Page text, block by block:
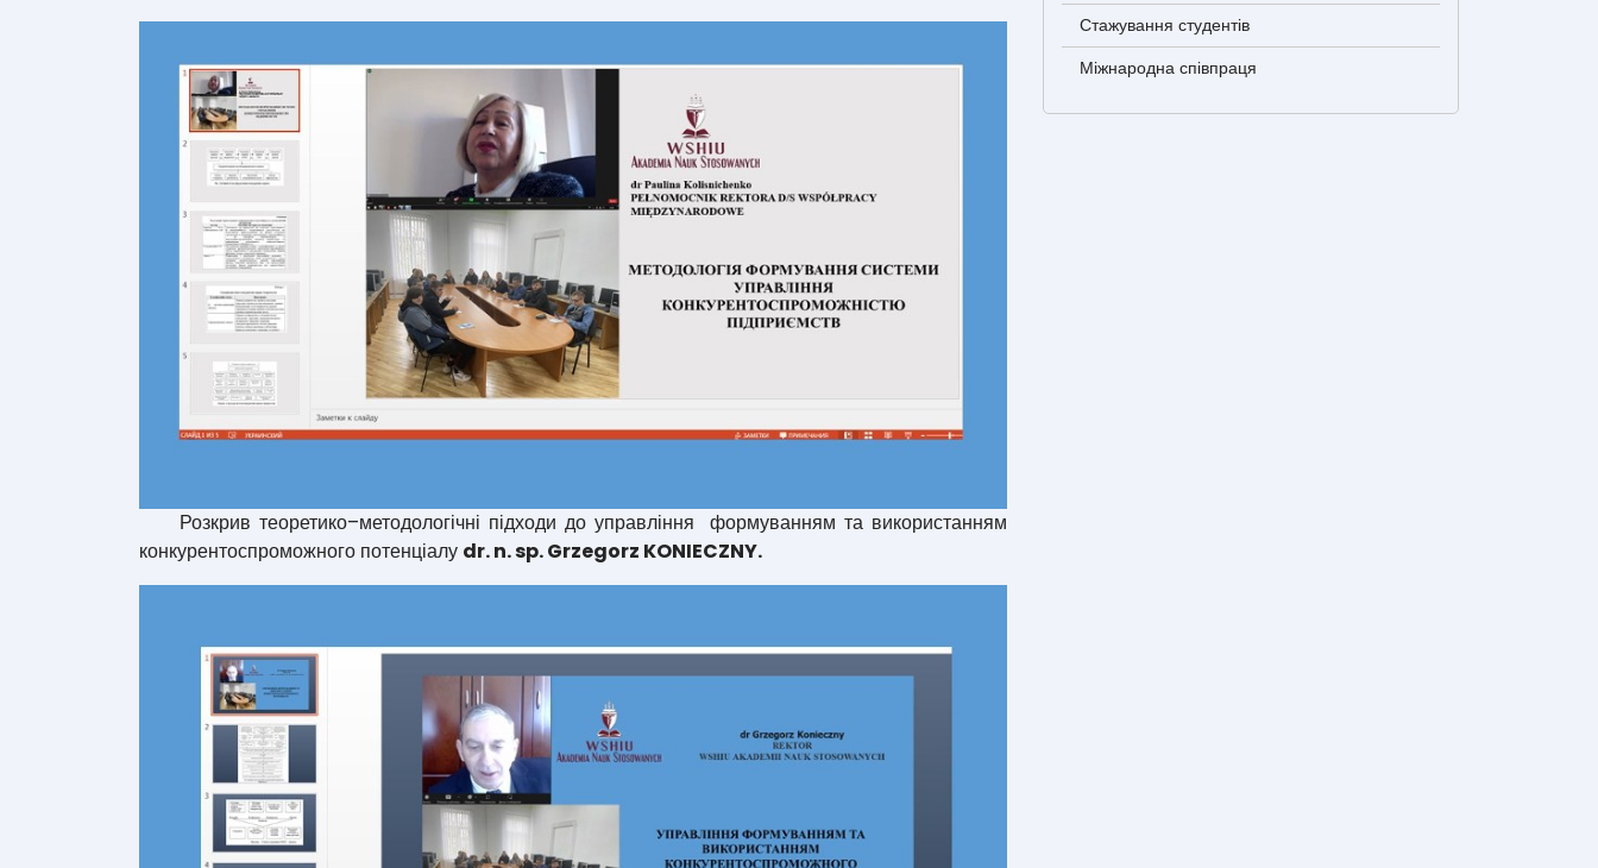
Розкрив теоретико–методологічні підходи до управління формуванням та використанням
конкурентоспроможного потенціалу dr. n. sp. Grzegorz KONIECZNY.
Стажування студентів
Міжнародна співпраця